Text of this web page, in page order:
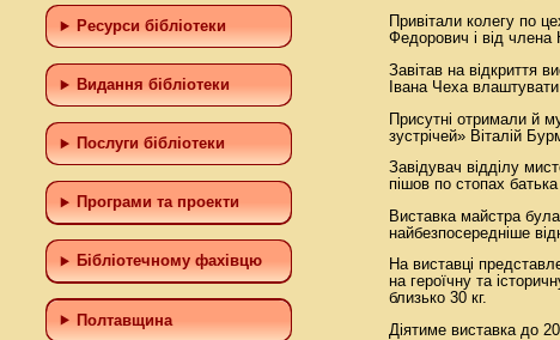
Ресурси бібліотеки
Видання бібліотеки
Послуги бібліотеки
Програми та проекти
Бiблiотечному фахiвцю
Полтавщина
Привітали колегу по
Федорович і від члена
Завітав на відкриття
Івана Чеха
Присутні отримали й
зустрічей» Віталій
Завідувач відділу
пішов по стопах
Виставка майстра
найбезпосередніше
На виставці
на героїчну та
близько 30 кг.
Діятиме виставка до